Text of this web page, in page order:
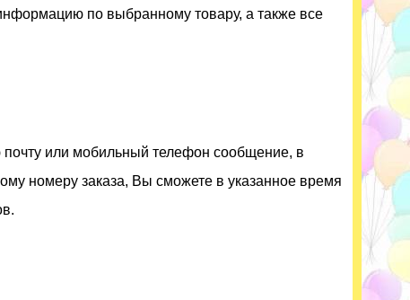
по выбранному товару, а также все
или мобильный телефон сообщение, в
номеру заказа, Вы сможете в указанное время